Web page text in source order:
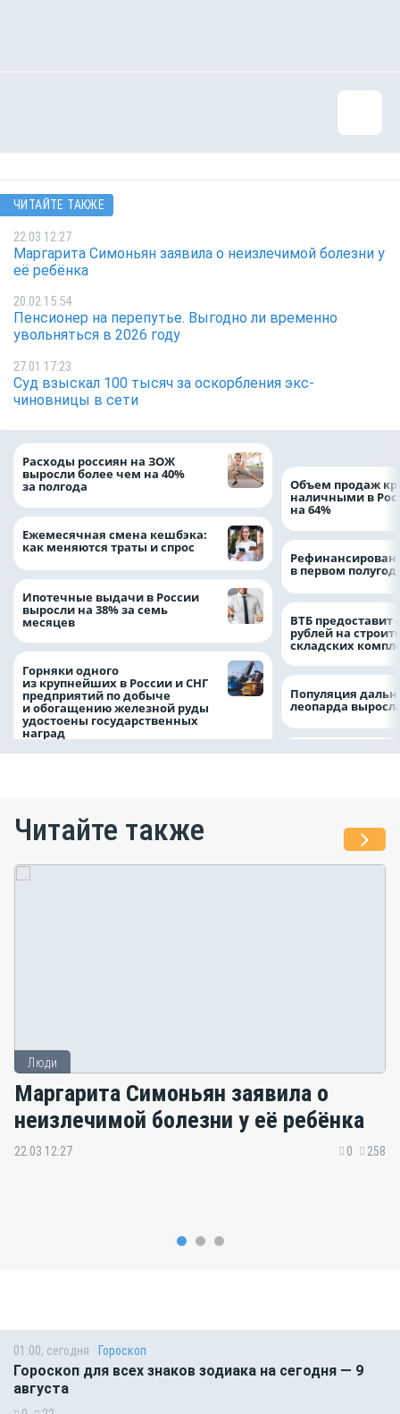
ЧИТАЙТЕ ТАКЖЕ
22.03 12:27
Маргарита Симоньян заявила о неизлечимой болезни у
её ребёнка
20.02 15:54
Пенсионер на перепутье. Выгодно ли временно
увольняться в 2026 году
27.01 17:23
Суд взыскал 100 тысяч за оскорбления экс-
чиновницы в сети
Расходы россиян на ЗОЖ
выросли более чем на 40%
за полгода
Ежемесячная смена кешбэка:
как меняются траты и спрос
Ипотечные выдачи в России
выросли на 38% за семь
месяцев
Горняки одного
из крупнейших в России и СНГ
предприятий по добыче
и обогащению железной руды
удостоены государственных
наград
Объем продаж
наличными в
на 64%
в первом
ВТБ предоставит
рублей на
складских
Популяция
леопарда
Читайте также
Люди
Маргарита Симоньян заявила о
неизлечимой болезни у её ребёнка
22.03 12:27 0 258
01:00, сегодня Гороскоп
Гороскоп для всех знаков зодиака на сегодня — 9
августа